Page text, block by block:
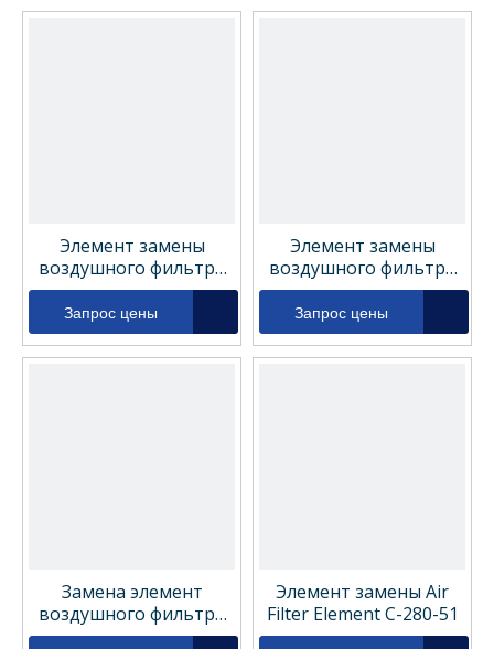
Элемент замены
воздушного фильтра
Mahle 852621
Запрос цены
Элемент замены
воздушного фильтра
Hyundai 11FK-20080AA
Запрос цены
Замена элемент
воздушного фильтра
IVECO 2996155
Элемент замены Air
Filter Element C-280-51